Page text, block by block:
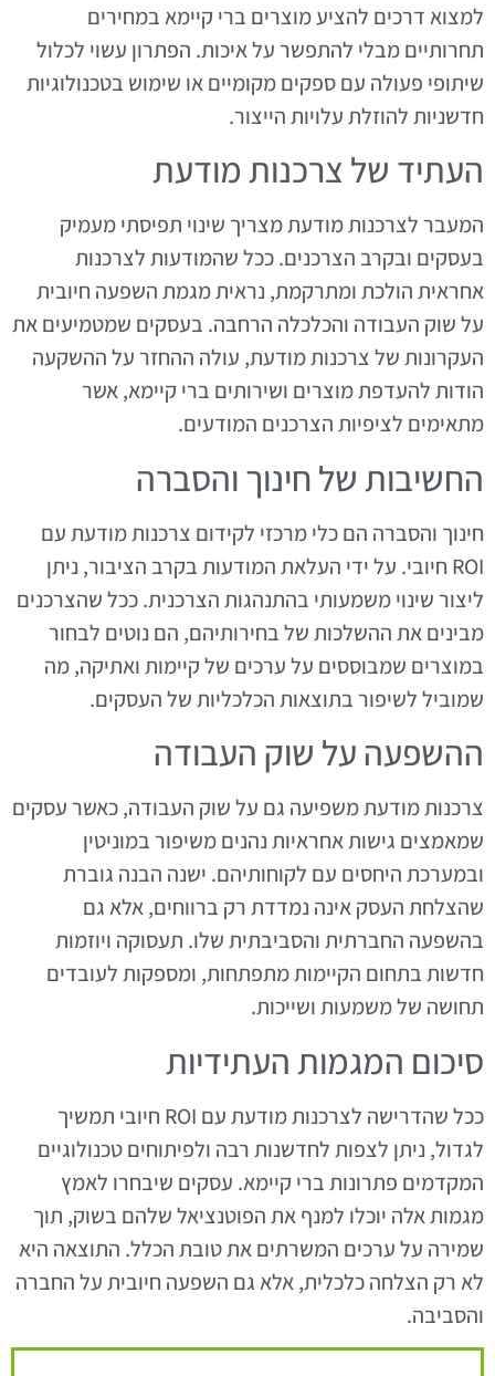
למצוא דרכים להציע מוצרים ברי קיימא במחירים
תחרותיים מבלי להתפשר על איכות. הפתרון עשוי לכלול
שיתופי פעולה עם ספקים מקומיים או שימוש בטכנולוגיות
חדשניות להוזלת עלויות הייצור.
העתיד של צרכנות מודעת
המעבר לצרכנות מודעת מצריך שינוי תפיסתי מעמיק
בעסקים ובקרב הצרכנים. ככל שהמודעות לצרכנות
אחראית הולכת ומתרקמת, נראית מגמת השפעה חיובית
על שוק העבודה והכלכלה הרחבה. בעסקים שמטמיעים את
העקרונות של צרכנות מודעת, עולה ההחזר על ההשקעה
הודות להעדפת מוצרים ושירותים ברי קיימא, אשר
מתאימים לציפיות הצרכנים המודעים.
החשיבות של חינוך והסברה
חינוך והסברה הם כלי מרכזי לקידום צרכנות מודעת עם
ROI חיובי. על ידי העלאת המודעות בקרב הציבור, ניתן
ליצור שינוי משמעותי בהתנהגות הצרכנית. ככל שהצרכנים
מבינים את ההשלכות של בחירותיהם, הם נוטים לבחור
במוצרים שמבוססים על ערכים של קיימות ואתיקה, מה
שמוביל לשיפור בתוצאות הכלכליות של העסקים.
ההשפעה על שוק העבודה
צרכנות מודעת משפיעה גם על שוק העבודה, כאשר עסקים
שמאמצים גישות אחראיות נהנים משיפור במוניטין
ובמערכת היחסים עם לקוחותיהם. ישנה הבנה גוברת
שהצלחת העסק אינה נמדדת רק ברווחים, אלא גם
בהשפעה החברתית והסביבתית שלו. תעסוקה ויוזמות
חדשות בתחום הקיימות מתפתחות, ומספקות לעובדים
תחושה של משמעות ושייכות.
סיכום המגמות העתידיות
ככל שהדרישה לצרכנות מודעת עם ROI חיובי תמשיך
לגדול, ניתן לצפות לחדשנות רבה ולפיתוחים טכנולוגיים
המקדמים פתרונות ברי קיימא. עסקים שיבחרו לאמץ
מגמות אלה יוכלו למנף את הפוטנציאל שלהם בשוק, תוך
שמירה על ערכים המשרתים את טובת הכלל. התוצאה היא
לא רק הצלחה כלכלית, אלא גם השפעה חיובית על החברה
והסביבה.